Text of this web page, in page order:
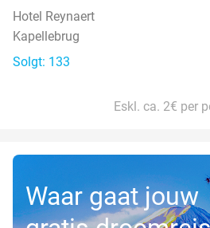
Hotel Reynaert
Kapellebrug
Solgt: 133
Eskl. ca. 2€ per
Waar gaat jouw